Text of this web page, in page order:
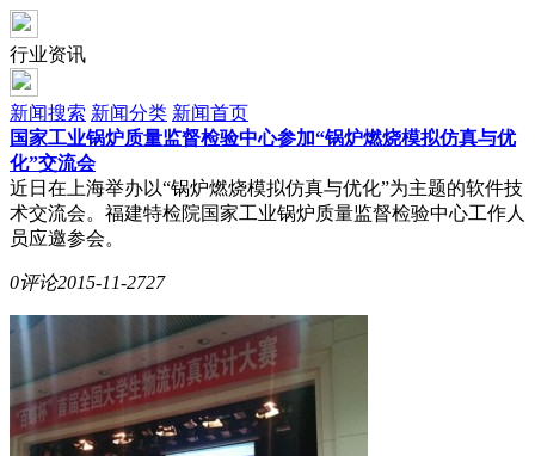
行业资讯
新闻搜索 新闻分类 新闻首页
国家工业锅炉质量监督检验中心参加“锅炉燃烧模拟仿真与优
化”交流会
近日在上海举办以“锅炉燃烧模拟仿真与优化”为主题的软件技
术交流会。福建特检院国家工业锅炉质量监督检验中心工作人
员应邀参会。
0评论2015-11-2727